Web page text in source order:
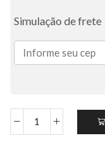
Simulação de frete